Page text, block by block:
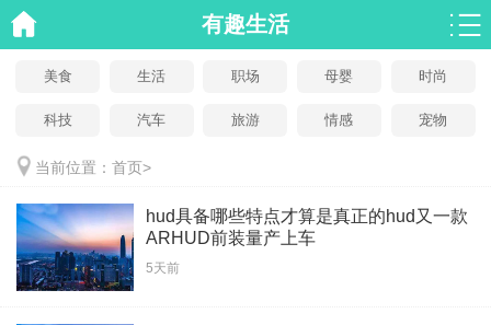
有趣生活
美食 生活 职场 母婴 时尚
科技 汽车 旅游 情感 宠物
当前位置： 首页>
hud具备哪些特点才算是真正的hud又一款
ARHUD前装量产上车
5天前